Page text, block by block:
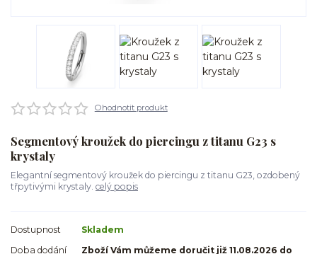
Ohodnotit produkt
Segmentový kroužek do piercingu z titanu G23 s
krystaly
Elegantní segmentový kroužek do piercingu z titanu G23, ozdobený
třpytivými krystaly. celý popis
Dostupnost
Skladem
Doba dodání
Zboží Vám můžeme doručit již 11.08.2026 do